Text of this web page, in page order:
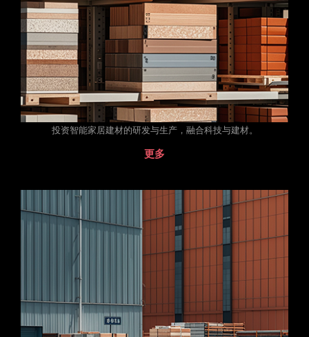
投资智能家居建材的研发与生产，融合科技与建材。
更多